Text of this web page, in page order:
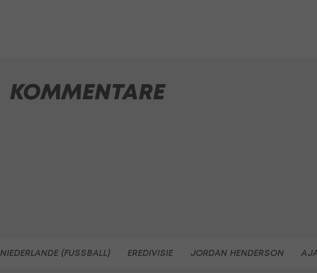
KOMMENTARE
NIEDERLANDE (FUSSBALL) EREDIVISIE JORDAN HENDERSON